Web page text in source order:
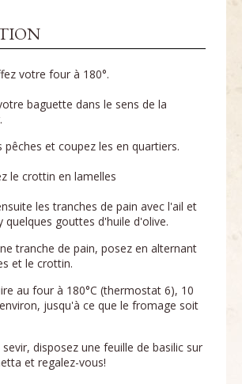
votre four à 180°.
baguette dans le sens de la
pêches et coupez les en quartiers.
le crottin en lamelles
les tranches de pain avec l'ail et
quelques gouttes d'huile d'olive.
tranche de pain, posez en alternant
et le crottin.
au four à 180°C (thermostat 6), 10
jusqu'à ce que le fromage soit
disposez une feuille de basilic sur
et regalez-vous!